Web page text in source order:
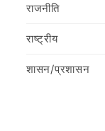
राजनीति
राष्ट्रीय
शासन/प्रशासन